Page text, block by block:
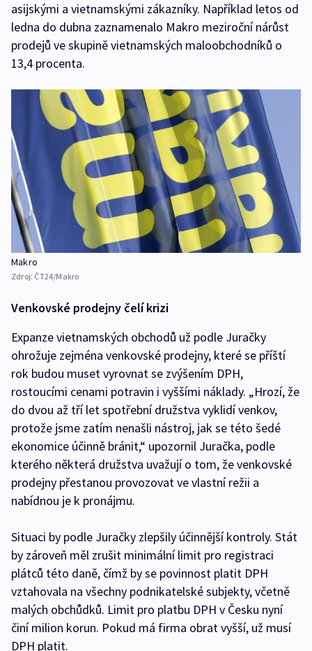
asijskými a vietnamskými zákazníky. Například letos od
ledna do dubna zaznamenalo Makro meziroční nárůst
prodejů ve skupině vietnamských maloobchodníků o
13,4 procenta.
Makro
Zdroj: ČT24/Makro
Venkovské prodejny čelí krizi
Expanze vietnamských obchodů už podle Juračky
ohrožuje zejména venkovské prodejny, které se příští
rok budou muset vyrovnat se zvýšením DPH,
rostoucími cenami potravin i vyššími náklady. „Hrozí, že
do dvou až tří let spotřební družstva vyklidí venkov,
protože jsme zatím nenašli nástroj, jak se této šedé
ekonomice účinně bránit,“ upozornil Juračka, podle
kterého některá družstva uvažují o tom, že venkovské
prodejny přestanou provozovat ve vlastní režii a
nabídnou je k pronájmu.
Situaci by podle Juračky zlepšily účinnější kontroly. Stát
by zároveň měl zrušit minimální limit pro registraci
plátců této daně, čímž by se povinnost platit DPH
vztahovala na všechny podnikatelské subjekty, včetně
malých obchůdků. Limit pro platbu DPH v Česku nyní
činí milion korun. Pokud má firma obrat vyšší, už musí
DPH platit.